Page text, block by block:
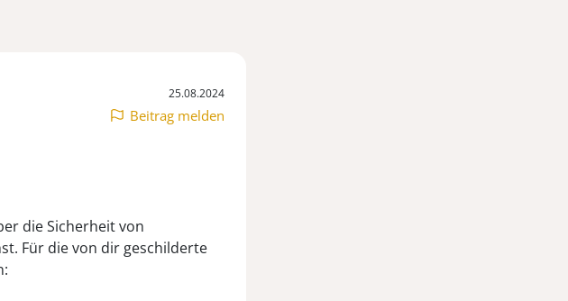
25.08.2024
Beitrag melden
die Sicherheit von
Für die von dir geschilderte